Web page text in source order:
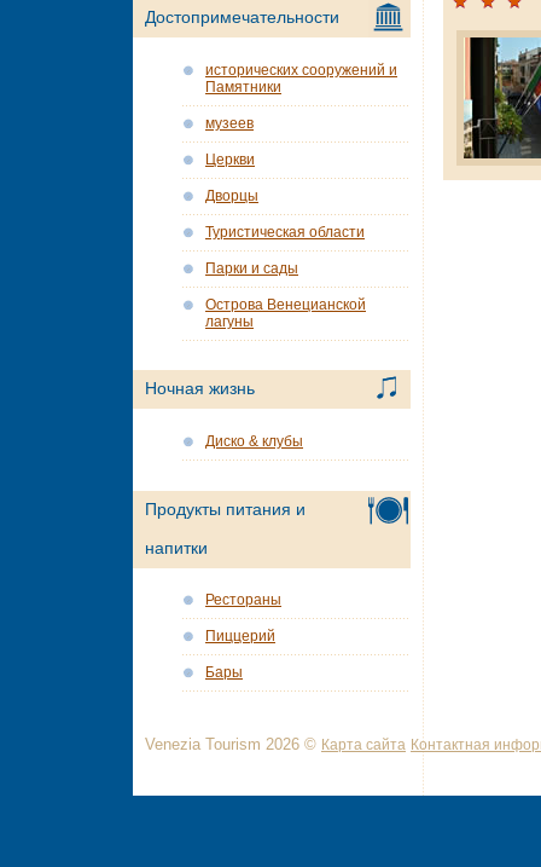
Достопримечательности
исторических сооружений и
Памятники
музеев
Церкви
Дворцы
Туристическая области
Парки и сады
Острова Венецианской
лагуны
Ночная жизнь
Диско & клубы
Продукты питания и
напитки
Рестораны
Пиццерий
Бары
Venezia Tourism 2026 © Карта сайта Контактная